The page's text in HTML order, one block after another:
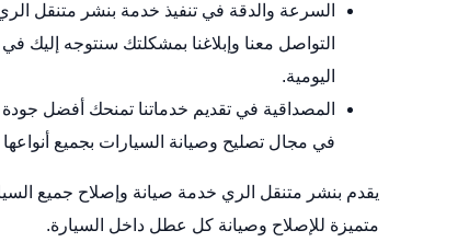
السرعة والدقة في تنفيذ خدمة بنشر متنقل
التواصل معنا وإبلاغنا بمشكلتك سنتوجه
اليومية.
المصداقية في تقديم خدماتنا تمنحك أفضل
في مجال تصليح وصيانة السيارات بجميع
يقدم بنشر متنقل الري خدمة صيانة وإصلاح جميع
متميزة للإصلاح وصيانة كل عطل داخل السيارة.